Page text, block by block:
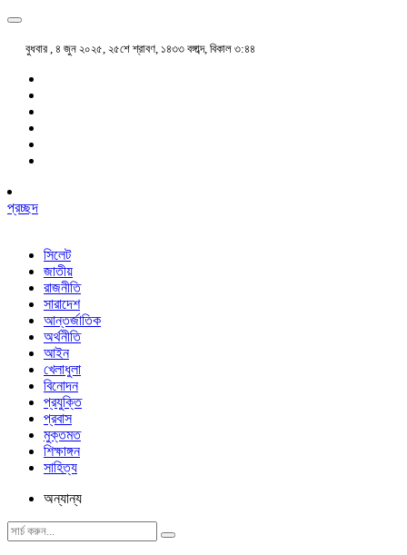
বুধবার , ৪ জুন ২০২৫, ২৫শে শ্রাবণ, ১৪৩৩ বঙ্গাব্দ, বিকাল ৩:৪৪
প্রচ্ছদ
সিলেট
জাতীয়
রাজনীতি
সারাদেশ
আন্তর্জাতিক
অর্থনীতি
আইন
খেলাধুলা
বিনোদন
প্রযুক্তি
প্রবাস
মুক্তমত
শিক্ষাঙ্গন
সাহিত্য
অন্যান্য